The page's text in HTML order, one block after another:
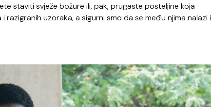
staviti svježe božure ili, pak, prugaste posteljine koja
uzoraka, a sigurni smo da se među njima nalazi i